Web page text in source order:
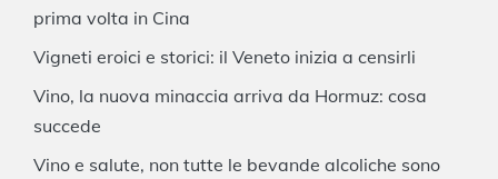
prima volta in Cina
Vigneti eroici e storici: il Veneto inizia a censirli
Vino, la nuova minaccia arriva da Hormuz: cosa
succede
Vino e salute, non tutte le bevande alcoliche sono